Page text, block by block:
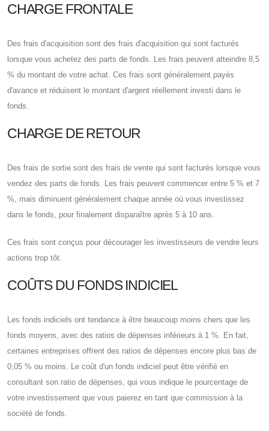
CHARGE FRONTALE
Des frais d'acquisition sont des frais d'acquisition qui sont facturés
lorsque vous achetez des parts de fonds. Les frais peuvent atteindre 8,5
% du montant de votre achat. Ces frais sont généralement payés
d'avance et réduisent le montant d'argent réellement investi dans le
fonds.
CHARGE DE RETOUR
Des frais de sortie sont des frais de vente qui sont facturés lorsque vous
vendez des parts de fonds. Les frais peuvent commencer entre 5 % et 7
%, mais diminuent généralement chaque année où vous investissez
dans le fonds, pour finalement disparaître après 5 à 10 ans.
Ces frais sont conçus pour décourager les investisseurs de vendre leurs
actions trop tôt.
COÛTS DU FONDS INDICIEL
Les fonds indiciels ont tendance à être beaucoup moins chers que les
fonds moyens, avec des ratios de dépenses inférieurs à 1 %. En fait,
certaines entreprises offrent des ratios de dépenses encore plus bas de
0,05 % ou moins. Le coût d'un fonds indiciel peut être vérifié en
consultant son ratio de dépenses, qui vous indique le pourcentage de
votre investissement que vous paierez en tant que commission à la
société de fonds.